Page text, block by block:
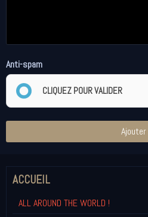
Anti-spam
CLIQUEZ POUR VALIDER
Ajouter
ACCUEIL
ALL AROUND THE WORLD !